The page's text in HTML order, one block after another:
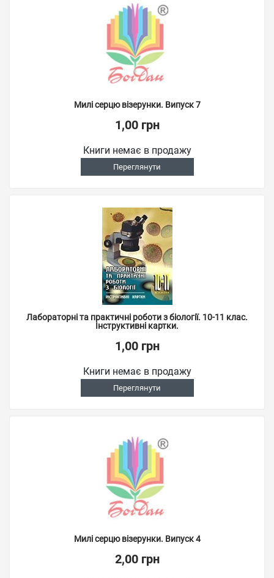
Милі серцю візерунки. Випуск 7
1,00 грн
Книги немає в продажу
Переглянути
Лабораторні та практичні роботи з біології. 10-11 клас.
Інструктивні картки.
1,00 грн
Книги немає в продажу
Переглянути
Милі серцю візерунки. Випуск 4
2,00 грн